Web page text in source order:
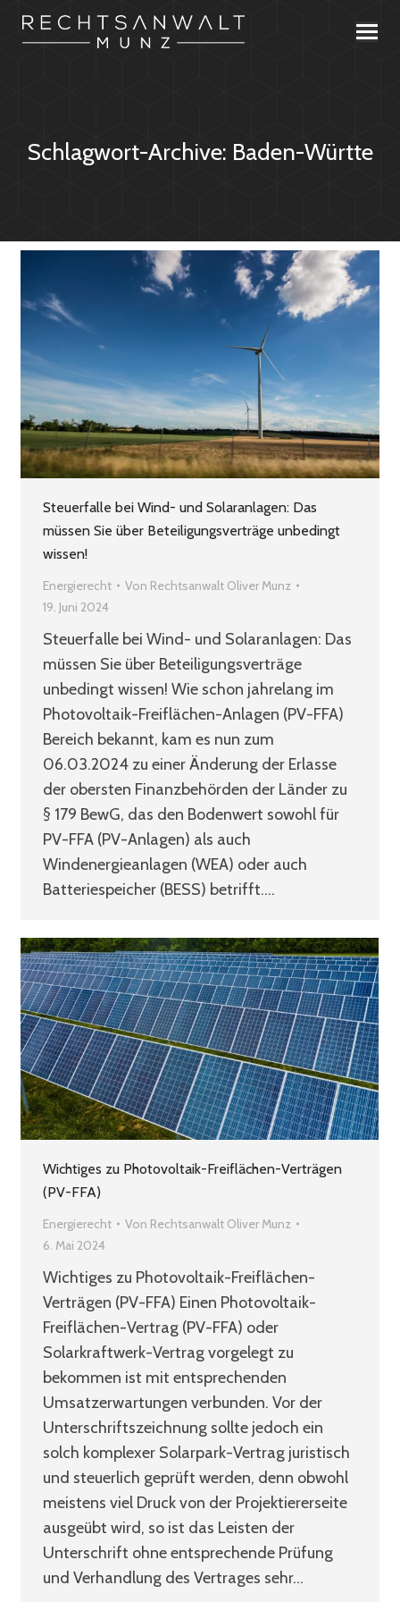
Schlagwort-Archive: Baden-Württe
Steuerfalle bei Wind- und Solaranlagen: Das
müssen Sie über Beteiligungsverträge unbedingt
wissen!
Energierecht Von Rechtsanwalt Oliver Munz
19. Juni 2024
Steuerfalle bei Wind- und Solaranlagen: Das
müssen Sie über Beteiligungsverträge
unbedingt wissen! Wie schon jahrelang im
Photovoltaik-Freiflächen-Anlagen (PV-FFA)
Bereich bekannt, kam es nun zum
06.03.2024 zu einer Änderung der Erlasse
der obersten Finanzbehörden der Länder zu
§ 179 BewG, das den Bodenwert sowohl für
PV-FFA (PV-Anlagen) als auch
Windenergieanlagen (WEA) oder auch
Batteriespeicher (BESS) betrifft.…
Wichtiges zu Photovoltaik-Freiflächen-Verträgen
(PV-FFA)
Energierecht Von Rechtsanwalt Oliver Munz
6. Mai 2024
Wichtiges zu Photovoltaik-Freiflächen-
Verträgen (PV-FFA) Einen Photovoltaik-
Freiflächen-Vertrag (PV-FFA) oder
Solarkraftwerk-Vertrag vorgelegt zu
bekommen ist mit entsprechenden
Umsatzerwartungen verbunden. Vor der
Unterschriftszeichnung sollte jedoch ein
solch komplexer Solarpark-Vertrag juristisch
und steuerlich geprüft werden, denn obwohl
meistens viel Druck von der Projektiererseite
ausgeübt wird, so ist das Leisten der
Unterschrift ohne entsprechende Prüfung
und Verhandlung des Vertrages sehr…